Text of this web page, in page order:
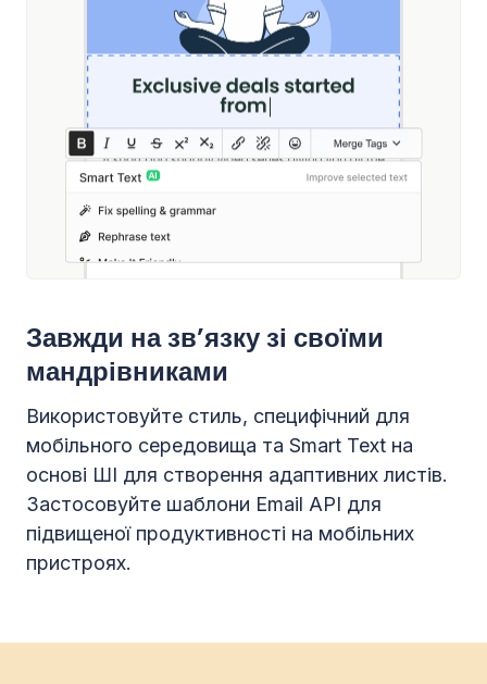
Завжди на звʼязку зі своїми
мандрівниками
Використовуйте стиль, специфічний для
мобільного середовища та Smart Text на
основі ШІ для створення адаптивних листів.
Застосовуйте шаблони Email API для
підвищеної продуктивності на мобільних
пристроях.